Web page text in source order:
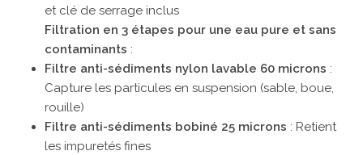
et clé de serrage inclus
Filtration en 3 étapes pour une eau pure et sans
contaminants :
Filtre anti-sédiments nylon lavable 60 microns :
Capture les particules en suspension (sable, boue,
rouille)
Filtre anti-sédiments bobiné 25 microns : Retient
les impuretés fines